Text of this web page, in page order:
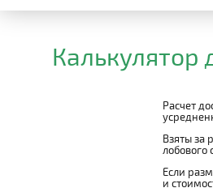
Калькулятор
Расчет
Взяты за
лобового
Если
и